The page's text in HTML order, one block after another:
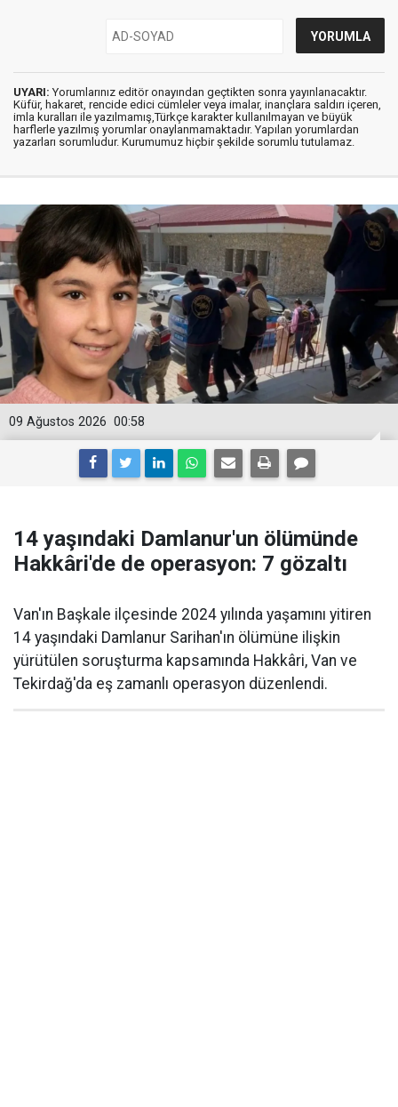
UYARI: Yorumlarınız editör onayından geçtikten sonra yayınlanacaktır.
Küfür, hakaret, rencide edici cümleler veya imalar, inançlara saldırı içeren,
imla kuralları ile yazılmamış,Türkçe karakter kullanılmayan ve büyük
harflerle yazılmış yorumlar onaylanmamaktadır. Yapılan yorumlardan
yazarları sorumludur. Kurumumuz hiçbir şekilde sorumlu tutulamaz.
00:58
09 Ağustos 2026
14 yaşındaki Damlanur'un ölümünde
Hakkâri'de de operasyon: 7 gözaltı
Van'ın Başkale ilçesinde 2024 yılında yaşamını yitiren
14 yaşındaki Damlanur Sarihan'ın ölümüne ilişkin
yürütülen soruşturma kapsamında Hakkâri, Van ve
Tekirdağ'da eş zamanlı operasyon düzenlendi.